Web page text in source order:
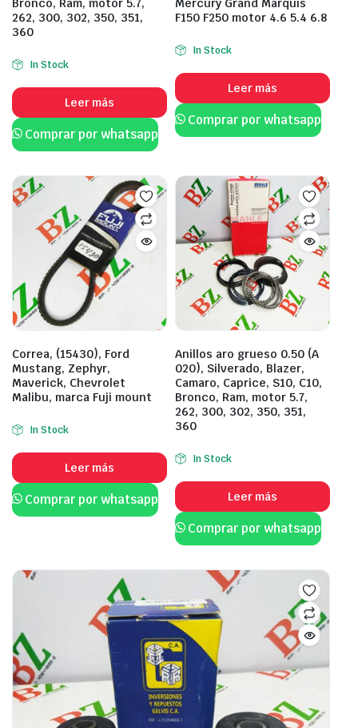
Bronco, Ram, motor 5.7,
262, 300, 302, 350, 351,
360
In Stock
Leer más
Comprar por whatsapp
Mercury Grand Marquis
F150 F250 motor 4.6 5.4 6.8
In Stock
Leer más
Comprar por whatsapp
Correa, (15430), Ford
Mustang, Zephyr,
Maverick, Chevrolet
Malibu, marca Fuji mount
In Stock
Leer más
Comprar por whatsapp
Anillos aro grueso 0.50 (A
020), Silverado, Blazer,
Camaro, Caprice, S10, C10,
Bronco, Ram, motor 5.7,
262, 300, 302, 350, 351,
360
In Stock
Leer más
Comprar por whatsapp